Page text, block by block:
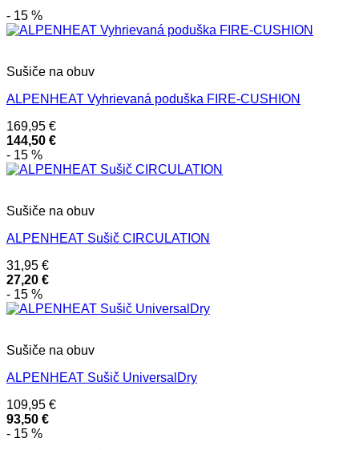
- 15 %
Sušiče na obuv
ALPENHEAT Vyhrievaná poduška FIRE-CUSHION
169,95 €
144,50 €
- 15 %
Sušiče na obuv
ALPENHEAT Sušič CIRCULATION
31,95 €
27,20 €
- 15 %
Sušiče na obuv
ALPENHEAT Sušič UniversalDry
109,95 €
93,50 €
- 15 %